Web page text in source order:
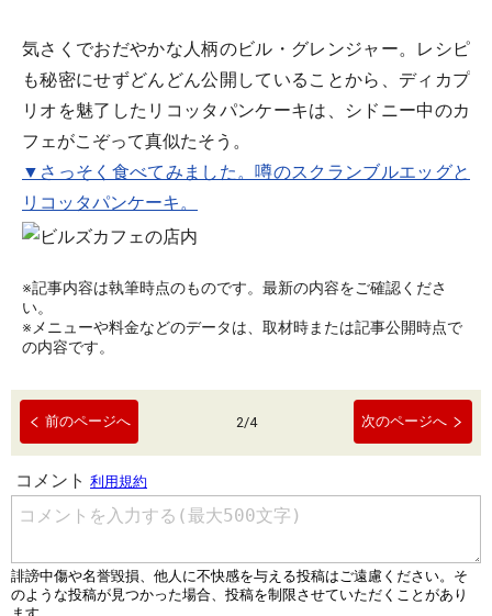
気さくでおだやかな人柄のビル・グレンジャー。レシピ
も秘密にせずどんどん公開していることから、ディカプ
リオを魅了したリコッタパンケーキは、シドニー中のカ
フェがこぞって真似たそう。
▼さっそく食べてみました。噂のスクランブルエッグと
リコッタパンケーキ。
※記事内容は執筆時点のものです。最新の内容をご確認くださ
い。
※メニューや料金などのデータは、取材時または記事公開時点で
の内容です。
前のページへ 2/4 次のページへ